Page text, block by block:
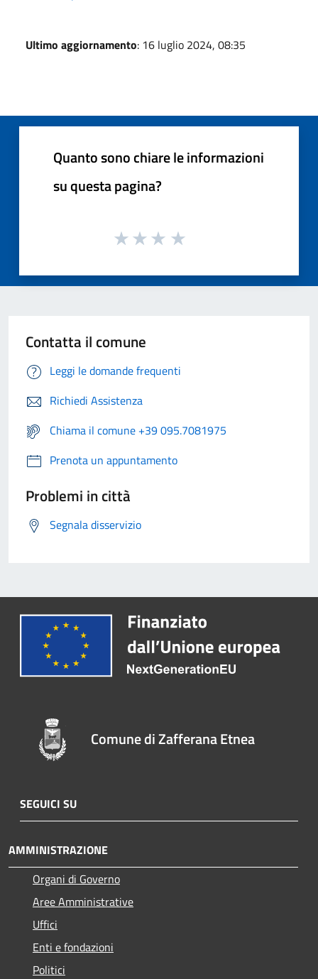
Ultimo aggiornamento: 16 luglio 2024, 08:35
Quanto sono chiare le informazioni
su questa pagina?
Contatta il comune
Leggi le domande frequenti
Richiedi Assistenza
Chiama il comune +39 095.7081975
Prenota un appuntamento
Problemi in città
Segnala disservizio
Comune di Zafferana Etnea
SEGUICI SU
AMMINISTRAZIONE
Organi di Governo
Aree Amministrative
Uffici
Enti e fondazioni
Politici